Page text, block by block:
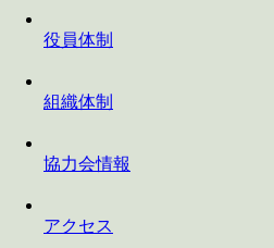
役員体制
組織体制
協力会情報
アクセス